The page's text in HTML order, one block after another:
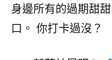
身邊所有的過期甜
口。 你打卡過沒？